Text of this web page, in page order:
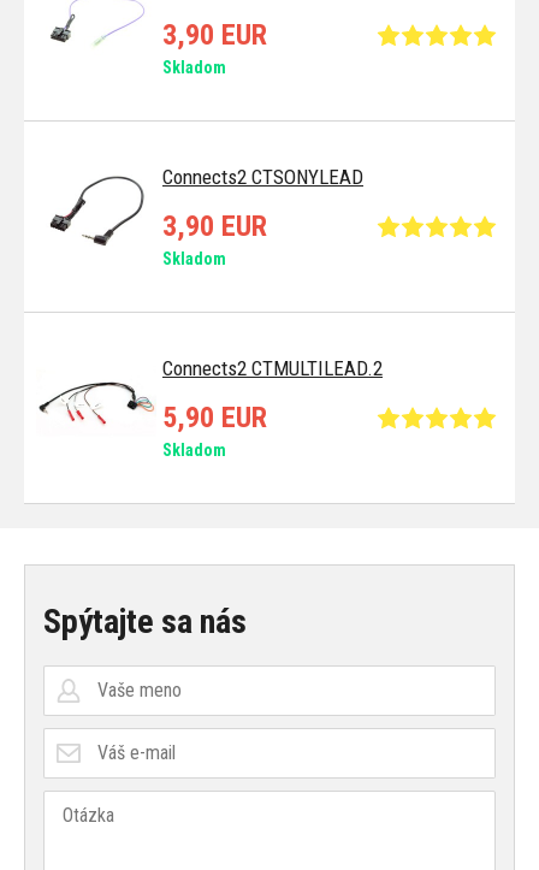
3,90 EUR
Skladom
Connects2 CTSONYLEAD
3,90 EUR
Skladom
Connects2 CTMULTILEAD.2
5,90 EUR
Skladom
Spýtajte sa nás